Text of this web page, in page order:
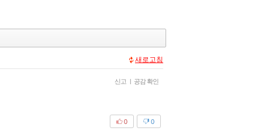
새로고침
신고 | 공감 확인
0
0